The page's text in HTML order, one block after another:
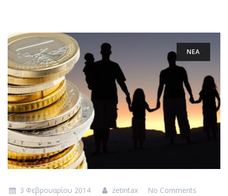
ΝΕΑ
3 Φεβρουαρίου 2014 zetintax No Comments